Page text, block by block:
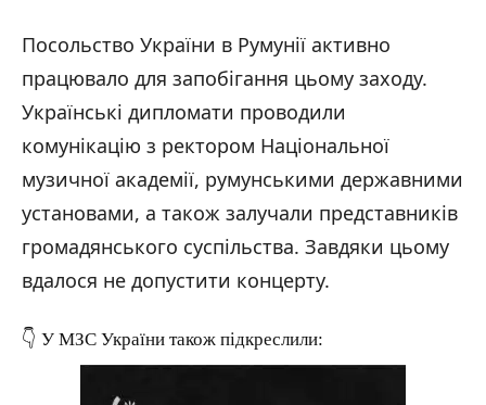
Посольство України в Румунії активно
працювало для запобігання цьому заходу.
Українські дипломати проводили
комунікацію з ректором Національної
музичної академії, румунськими державними
установами, а також залучали представників
громадянського суспільства. Завдяки цьому
вдалося не допустити концерту.
👇 У МЗС України також підкреслили: